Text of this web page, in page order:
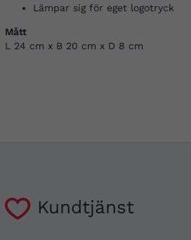
Lämpar sig för eget logotryck
Mått
L 24 cm x B 20 cm x D 8 cm
Kundtjänst